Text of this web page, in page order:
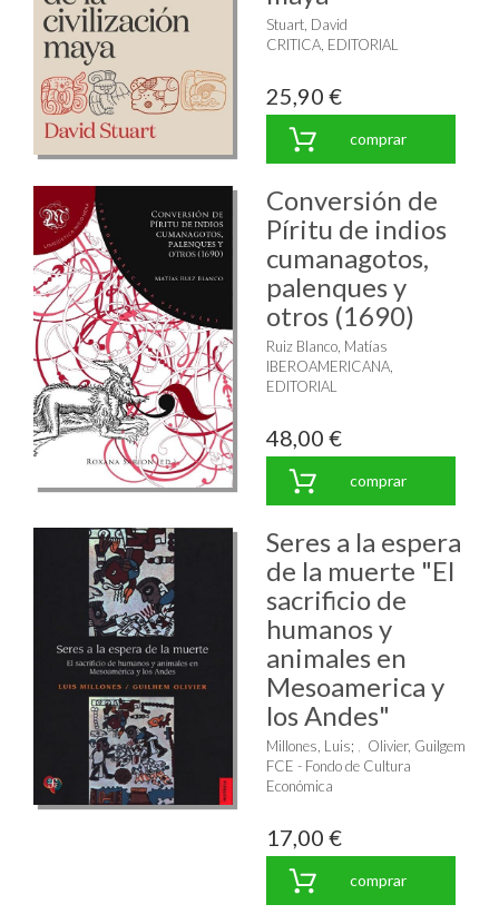
Stuart, David
CRITICA, EDITORIAL
25,90 €
comprar
Conversión de
Píritu de indios
cumanagotos,
palenques y
otros (1690)
Ruiz Blanco, Matías
IBEROAMERICANA,
EDITORIAL
48,00 €
comprar
Seres a la espera
de la muerte "El
sacrificio de
humanos y
animales en
Mesoamerica y
los Andes"
Millones, Luis;
Olivier, Guilgem
FCE - Fondo de Cultura
Económica
17,00 €
comprar